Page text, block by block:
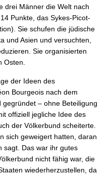
drei Männer die Welt nach
Punkte, das Sykes-Picot-
Sie schufen die jüdische
und Asien und versuchten,
Sie organisierten
Osten.
der Ideen des
Bourgeois nach dem
– ohne Beteiligung
offiziell jegliche Idee des
der Völkerbund scheiterte.
sich geweigert hatten, daran
sagt. Das war ihr gutes
nicht fähig war, die
wiederherzustellen, da